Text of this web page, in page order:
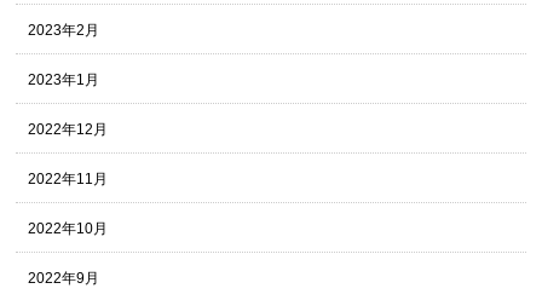
2023年2月
2023年1月
2022年12月
2022年11月
2022年10月
2022年9月